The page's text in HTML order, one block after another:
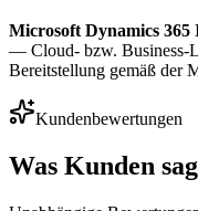
Microsoft Dynamics
— Cloud- bzw. Business-
Bereitstellung gemäß der
Kundenbewertungen
Was Kunden